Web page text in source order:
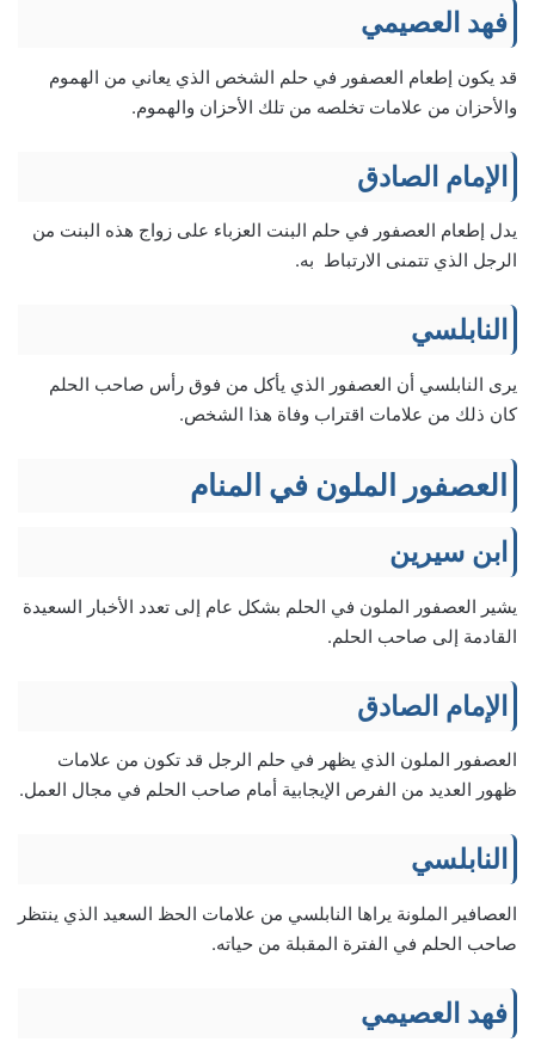
فهد العصيمي
قد يكون إطعام العصفور في حلم الشخص الذي يعاني من الهموم
والأحزان من علامات تخلصه من تلك الأحزان والهموم.
الإمام الصادق
يدل إطعام العصفور في حلم البنت العزباء على زواج هذه البنت من
الرجل الذي تتمنى الارتباط به.
النابلسي
يرى النابلسي أن العصفور الذي يأكل من فوق رأس صاحب الحلم
كان ذلك من علامات اقتراب وفاة هذا الشخص.
العصفور الملون في المنام
ابن سيرين
يشير العصفور الملون في الحلم بشكل عام إلى تعدد الأخبار السعيدة
القادمة إلى صاحب الحلم.
الإمام الصادق
العصفور الملون الذي يظهر في حلم الرجل قد تكون من علامات
ظهور العديد من الفرص الإيجابية أمام صاحب الحلم في مجال العمل.
النابلسي
العصافير الملونة يراها النابلسي من علامات الحظ السعيد الذي ينتظر
صاحب الحلم في الفترة المقبلة من حياته.
فهد العصيمي